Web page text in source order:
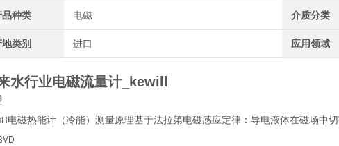
品种类 电磁 介质分类
地类别 进口 应用领域
水行业电磁流量计_kewill
电磁热能计（冷能）测量原理基于法拉第电磁感应定律：导电液体在磁场中